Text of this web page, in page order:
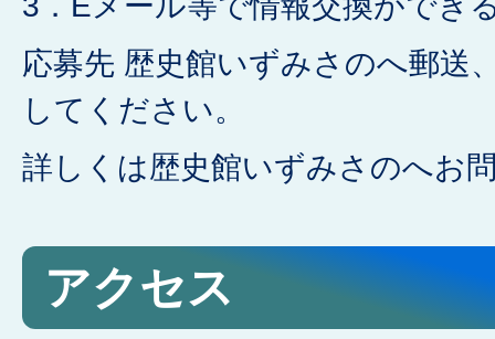
応募先 歴史館いずみさのへ郵送
してください。
詳しくは歴史館いずみさのへお
アクセス